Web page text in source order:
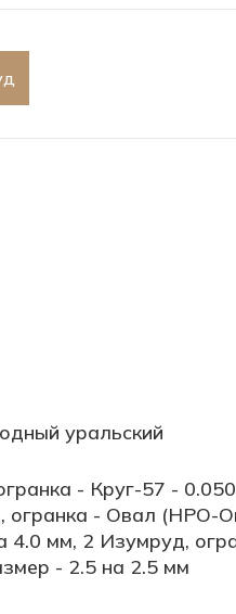
уральский
- Круг-57 -
огранка - Овал (НРО-
4.0 мм, 2 Изумруд,
- 2.5 на 2.5 мм